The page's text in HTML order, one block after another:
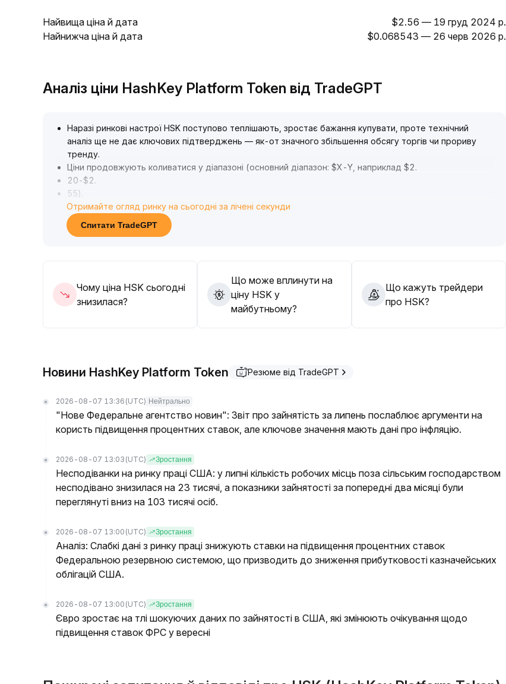
Найвища ціна й дата
$2.56 — 19 груд 2024 р.
Найнижча ціна й дата
$0.068543 — 26 черв 2026 р.
Аналіз ціни HashKey Platform Token від TradeGPT
Наразі ринкові настрої HSK поступово теплішають, зростає бажання купувати, проте технічний
аналіз ще не дає ключових підтверджень — як-от значного збільшення обсягу торгів чи прориву
тренду.
Ціни продовжують коливатися у діапазоні (основний діапазон: $X-Y, наприклад $2.
20-$2.
55)
Короткостроковим інвесторам рекомендовано зберігати спостережливість і терпляче чекати на
узгодженість технічних показників та прорив ключового опору, щоб підтвердити запуск бичачого
тренду, а потім обирати момент для входу, уникаючи ризиків купівлі на піку
Отримайте огляд ринку на сьогодні за лічені секунди
Спитати TradeGPT
Чому ціна HSK сьогодні
знизилася?
Що може вплинути на
ціну HSK у
майбутньому?
Що кажуть трейдери
про HSK?
Новини HashKey Platform Token Резюме від TradeGPT
2026-08-07 13:36 (UTC) Нейтрально
"Нове Федеральне агентство новин": Звіт про зайнятість за липень послаблює аргументи на
користь підвищення процентних ставок, але ключове значення мають дані про інфляцію.
2026-08-07 13:03 (UTC) Зростання
Несподіванки на ринку праці США: у липні кількість робочих місць поза сільським господарством
несподівано знизилася на 23 тисячі, а показники зайнятості за попередні два місяці були
переглянуті вниз на 103 тисячі осіб.
2026-08-07 13:00 (UTC) Зростання
Аналіз: Слабкі дані з ринку праці знижують ставки на підвищення процентних ставок
Федеральною резервною системою, що призводить до зниження прибутковості казначейських
облігацій США.
2026-08-07 13:00 (UTC) Зростання
Євро зростає на тлі шокуючих даних по зайнятості в США, які змінюють очікування щодо
підвищення ставок ФРС у вересні